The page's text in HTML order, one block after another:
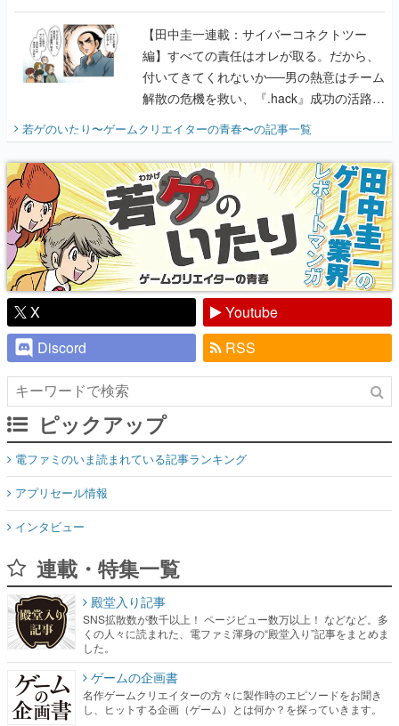
に行って、より理解を深めよう【PR】
【田中圭一連載：サイバーコネクトツー
編】すべての責任はオレが取る。だから、
付いてきてくれないか──男の熱意はチーム
解散の危機を救い、『.hack』成功の活路を
『少年ジャンプ』色だった【若ゲのいた
り】
若ゲのいたり〜ゲームクリエイターの青春〜の記事一覧
X
Youtube
Discord
RSS
ピックアップ
電ファミのいま読まれている記事ランキング
アプリセール情報
インタビュー
連載・特集一覧
殿堂入り記事
SNS拡散数が数千以上！ ページビュー数万以上！ などなど。多
くの人々に読まれた、電ファミ渾身の“殿堂入り”記事をまとめま
した。
ゲームの企画書
名作ゲームクリエイターの方々に製作時のエピソードをお聞き
し、ヒットする企画（ゲーム）とは何か？を探っていきます。